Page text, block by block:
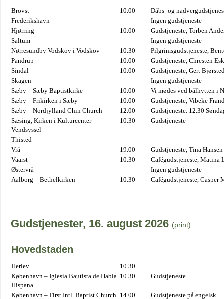
Brovst 10.00
Dåbs- og
Frederikshavn
Ingen gudstjeneste
Hjørring
10.00
Gudstjeneste, Torben
Saltum
Ingen gudstjeneste
Nørresundby|Vodskov i Vodskov
10.30
Pilgrimsgudstjeneste,
Pandrup
10.00
Gudstjeneste, Chresten
Sindal
10.00
Gudstjeneste, Gert
Skagen
Ingen gudstjeneste
Sæby – Sæby Baptistkirke
10.00
Vi mødes ved bålhytten i
Sæby – Frikirken i Sæby
10.00
Gudstjeneste, Vibeke
Sæby – Nordjylland Chin Church
12.00
Gudstjeneste. 12.30
Sæsing, Kirken i Kulturcenter
Vendsyssel
10.30 Gudstjeneste
Thisted
Vrå
19.00
Gudstjeneste, Tina Hansen
Vaarst
10.30
Cafégudstjeneste, Matina
Østervrå
Ingen gudstjeneste
Aalborg – Bethelkirken
10.30 Cafégudstjeneste, Casper
Gudstjenester, 16. august 2026 (print)
Hovedstaden
Herlev
10.30
København – Iglesia Bautista de Habla
Hispana
10.30 Gudstjeneste
København – First Intl. Baptist Church 14.00
Gudstjeneste på engelsk